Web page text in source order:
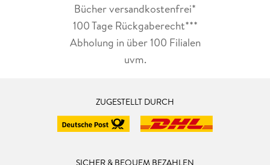
Literaturverzeichnis . . . 203
Bücher versandkostenfrei*
100 Tage Rückgaberecht***
Abholung in über 100 Filialen
uvm.
ZUGESTELLT DURCH